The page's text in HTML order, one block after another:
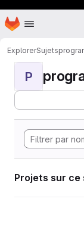
Passer au contenu principal
Page d'accueil
ExplorerSujets
P
Projets sur ce